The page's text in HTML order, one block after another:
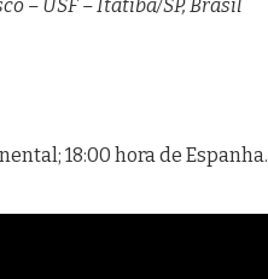
– USF – Itatiba/SP, Brasil
18:00 hora de Espanha.